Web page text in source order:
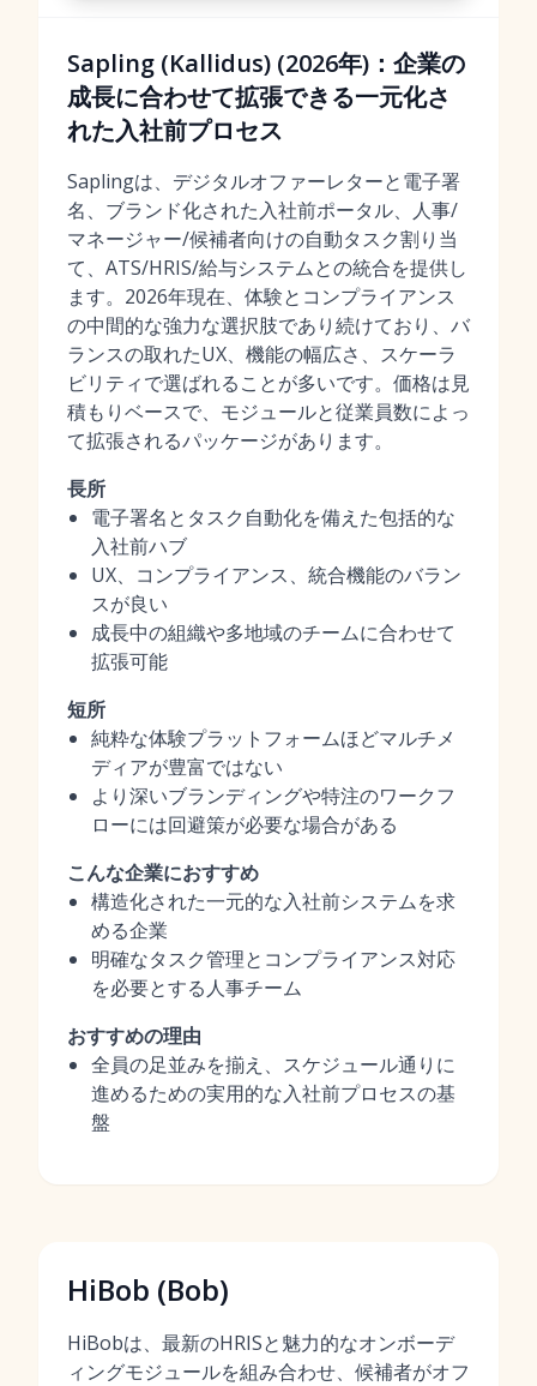
Sapling (Kallidus) (2026年)：企業の
成長に合わせて拡張できる一元化さ
れた入社前プロセス
Saplingは、デジタルオファーレターと電子署
名、ブランド化された入社前ポータル、人事/
マネージャー/候補者向けの自動タスク割り当
て、ATS/HRIS/給与システムとの統合を提供し
ます。2026年現在、体験とコンプライアンス
の中間的な強力な選択肢であり続けており、バ
ランスの取れたUX、機能の幅広さ、スケーラ
ビリティで選ばれることが多いです。価格は見
積もりベースで、モジュールと従業員数によっ
て拡張されるパッケージがあります。
長所
電子署名とタスク自動化を備えた包括的な
入社前ハブ
UX、コンプライアンス、統合機能のバラン
スが良い
成長中の組織や多地域のチームに合わせて
拡張可能
短所
純粋な体験プラットフォームほどマルチメ
ディアが豊富ではない
より深いブランディングや特注のワークフ
ローには回避策が必要な場合がある
こんな企業におすすめ
構造化された一元的な入社前システムを求
める企業
明確なタスク管理とコンプライアンス対応
を必要とする人事チーム
おすすめの理由
全員の足並みを揃え、スケジュール通りに
進めるための実用的な入社前プロセスの基
盤
HiBob (Bob)
HiBobは、最新のHRISと魅力的なオンボーデ
ィングモジュールを組み合わせ、候補者がオフ